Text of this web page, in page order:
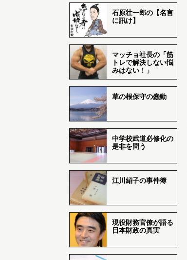
石原壮一郎の【名言
に訊け】
マッチョ社長の「筋
トレで解決しない悩
みはない！」
草の根保守の蠢動
中学校武道必修化の
是非を問う
江川紹子の事件簿
現役財務官僚が語る
日本財政の真実